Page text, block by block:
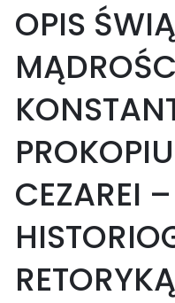
OPIS
CEZAREI
RETORYKĄ